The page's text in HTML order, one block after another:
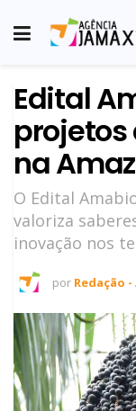
Edital
na
O Edital
valoriza
inovação nos
por Redação